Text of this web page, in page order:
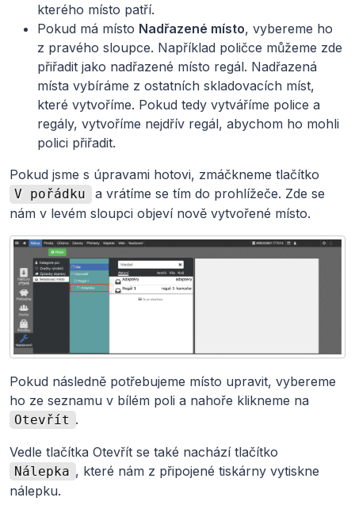
kterého místo patří.
Pokud má místo Nadřazené místo, vybereme ho
z pravého sloupce. Například poličce můžeme zde
přiřadit jako nadřazené místo regál. Nadřazená
místa vybíráme z ostatních skladovacích míst,
které vytvoříme. Pokud tedy vytváříme police a
regály, vytvoříme nejdřív regál, abychom ho mohli
polici přiřadit.
Pokud jsme s úpravami hotovi, zmáčkneme tlačítko
V pořádku
a vrátíme se tím do prohlížeče. Zde se
nám v levém sloupci objeví nově vytvořené místo.
Pokud následně potřebujeme místo upravit, vybereme
ho ze seznamu v bílém poli a nahoře klikneme na
Otevřít .
Vedle tlačítka Otevřít se také nachází tlačítko
Nálepka , které nám z připojené tiskárny vytiskne
nálepku.